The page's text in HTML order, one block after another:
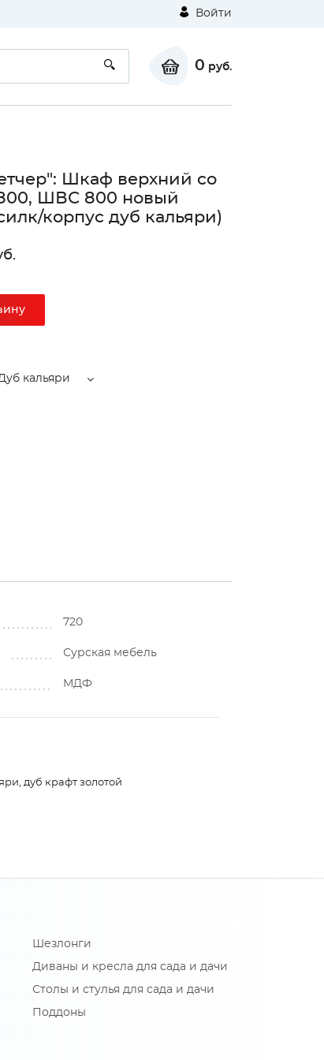
Войти
0 руб.
Шкаф верхний со
ШВС 800 новый
корпус дуб кальяри)
кальяри
720
Сурская мебель
МДФ
дуб крафт золотой
Шезлонги
Диваны и кресла для сада и дачи
Столы и стулья для сада и дачи
Поддоны